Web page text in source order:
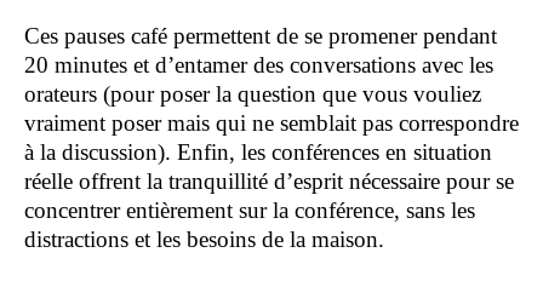
Ces pauses café permettent de se promener pendant
20 minutes et d’entamer des conversations avec les
orateurs (pour poser la question que vous vouliez
vraiment poser mais qui ne semblait pas correspondre
à la discussion). Enfin, les conférences en situation
réelle offrent la tranquillité d’esprit nécessaire pour se
concentrer entièrement sur la conférence, sans les
distractions et les besoins de la maison.